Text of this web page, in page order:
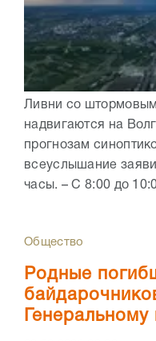
Ливни со
надвигаются на
прогнозам
всеуслышание
часы. – С 8:00 до
Общество
Родные